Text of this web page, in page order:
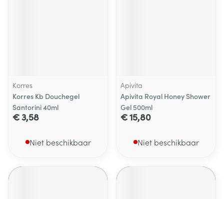
Korres
Korres Kb Douchegel
Santorini 40ml
€ 3,58
Niet beschikbaar
Apivita
Apivita Royal Honey Shower
Gel 500ml
€ 15,80
Niet beschikbaar